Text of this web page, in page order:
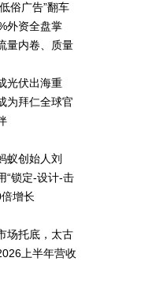
俗广告”翻车
外资全盘掌
量内卷、质量
光伏出海重
为拜仁全球官
蚁创始人刘
“锁定-设计-击
增长
场托底，太古
上半年营收